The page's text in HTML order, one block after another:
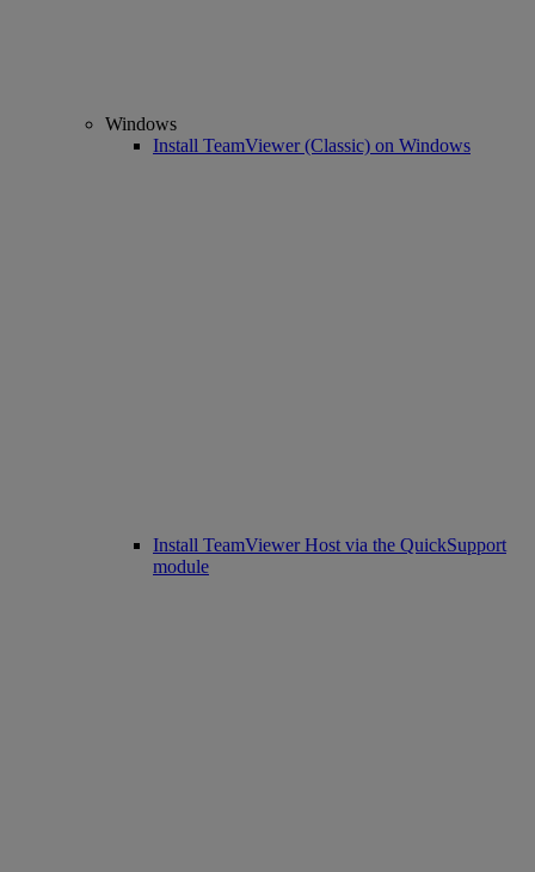
Windows
Install TeamViewer (Classic) on Windows
Install TeamViewer Host via the QuickSupport
module